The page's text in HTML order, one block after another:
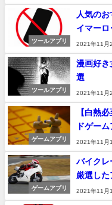
ツールアプリ
人気の
イマーロ
2021年11月
ツールアプリ
漫画好き
選
2021年11月
ゲームアプリ
【白熱
ドゲー
2021年11月
ゲームアプリ
バイクレ
厳選した
2021年11月